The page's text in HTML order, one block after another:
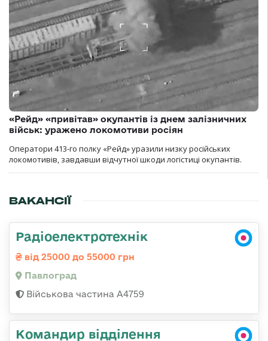
«Рейд» «привітав» окупантів із днем залізничних
військ: уражено локомотиви росіян
Оператори 413-го полку «Рейд» уразили низку російських
локомотивів, завдавши відчутної шкоди логістиці окупантів.
ВАКАНСІЇ
Радіоелектротехнік
від 25000 до 55000 грн
Павлоград
Військова частина А4759
Командир відділення